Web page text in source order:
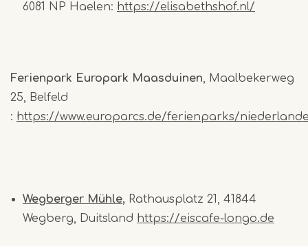
6081 NP Haelen: https://elisabethshof.nl/
Ferienpark Europark Maasduinen, Maalbekerweg
25, Belfeld
: https://www.europarcs.de/ferienparks/
Wegberger Mühle, Rathausplatz 21, 41844
Wegberg, Duitsland https://eiscafe-longo.de